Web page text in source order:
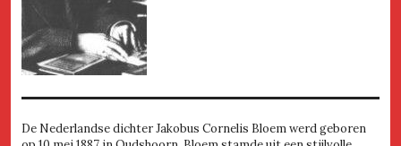
De Nederlandse dichter Jakobus Cornelis Bloem werd geboren